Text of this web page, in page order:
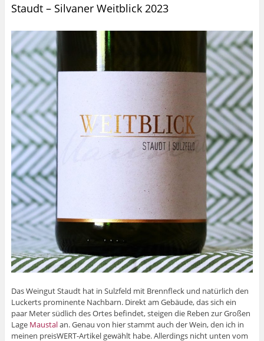
Staudt – Silvaner Weitblick 2023
Das Weingut Staudt hat in Sulzfeld mit Brennfleck und natürlich den
Luckerts prominente Nachbarn. Direkt am Gebäude, das sich ein
paar Meter südlich des Ortes befindet, steigen die Reben zur Großen
Lage Maustalan. Genau von hier stammt auch der Wein, den ich in
meinen preisWERT-Artikel gewählt habe. Allerdings nicht unten vom